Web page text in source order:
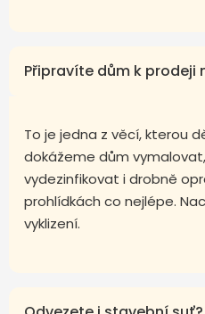
Připravíte dům k prodeji
To je jedna z věcí, kterou
dokážeme dům
vydezinfikovat i drobně
prohlídkách co nejlépe.
vyklizení.